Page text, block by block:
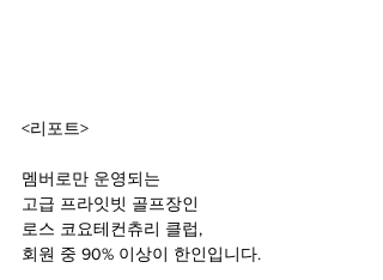
<리포트>
멤버로만 운영되는
고급 프라잇빗 골프장인
로스 코요테컨츄리 클럽,
회원 중 90% 이상이 한인입니다.